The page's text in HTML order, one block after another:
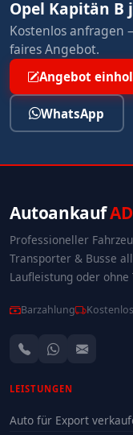
Opel Kapitän B
Kostenlos anfragen
faires Angebot.
Angebot
WhatsApp
Autoankauf
Professioneller
Transporter & Busse
Laufleistung oder ohne
Barzahlung
LEISTUNGEN
Auto für Export